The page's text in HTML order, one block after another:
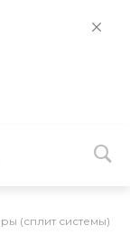
(сплит системы)